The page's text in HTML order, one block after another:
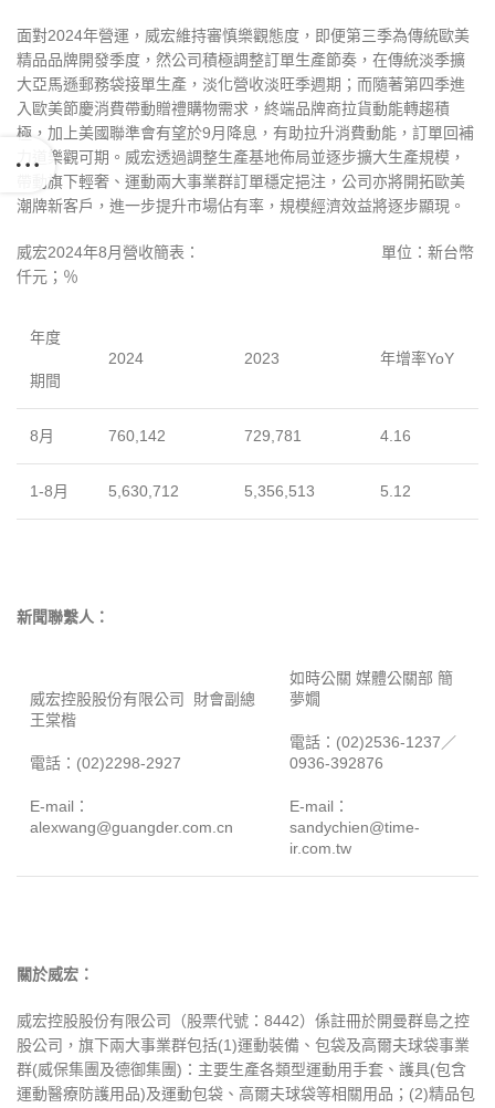
面對2024年營運，威宏維持審慎樂觀態度，即便第三季為傳統歐美
精品品牌開發季度，然公司積極調整訂單生產節奏，在傳統淡季擴
大亞馬遜郵務袋接單生產，淡化營收淡旺季週期；而隨著第四季進
入歐美節慶消費帶動贈禮購物需求，終端品牌商拉貨動能轉趨積
極，加上美國聯準會有望於9月降息，有助拉升消費動能，訂單回補
力道樂觀可期。威宏透過調整生產基地佈局並逐步擴大生產規模，
帶動旗下輕奢、運動兩大事業群訂單穩定挹注，公司亦將開拓歐美
潮牌新客戶，進一步提升市場佔有率，規模經濟效益將逐步顯現。
威宏2024年8月營收簡表： 單位：新台幣
仟元；％
年度
期間
2024 2023 年增率YoY
8月 760,142 729,781 4.16
1-8月 5,630,712 5,356,513 5.12
新聞聯繫人：
威宏控股股份有限公司 財會副總
王棠楷
電話：(02)2298-2927
E-mail：
alexwang@guangder.com.cn
如時公關 媒體公關部 簡
夢嫺
電話：(02)2536-1237／
0936-392876
E-mail：
sandychien@time-
ir.com.tw
關於威宏：
威宏控股股份有限公司（股票代號：8442）係註冊於開曼群島之控
股公司，旗下兩大事業群包括(1)運動裝備、包袋及高爾夫球袋事業
群(威保集團及德御集團)：主要生產各類型運動用手套、護具(包含
運動醫療防護用品)及運動包袋、高爾夫球袋等相關用品；(2)精品包